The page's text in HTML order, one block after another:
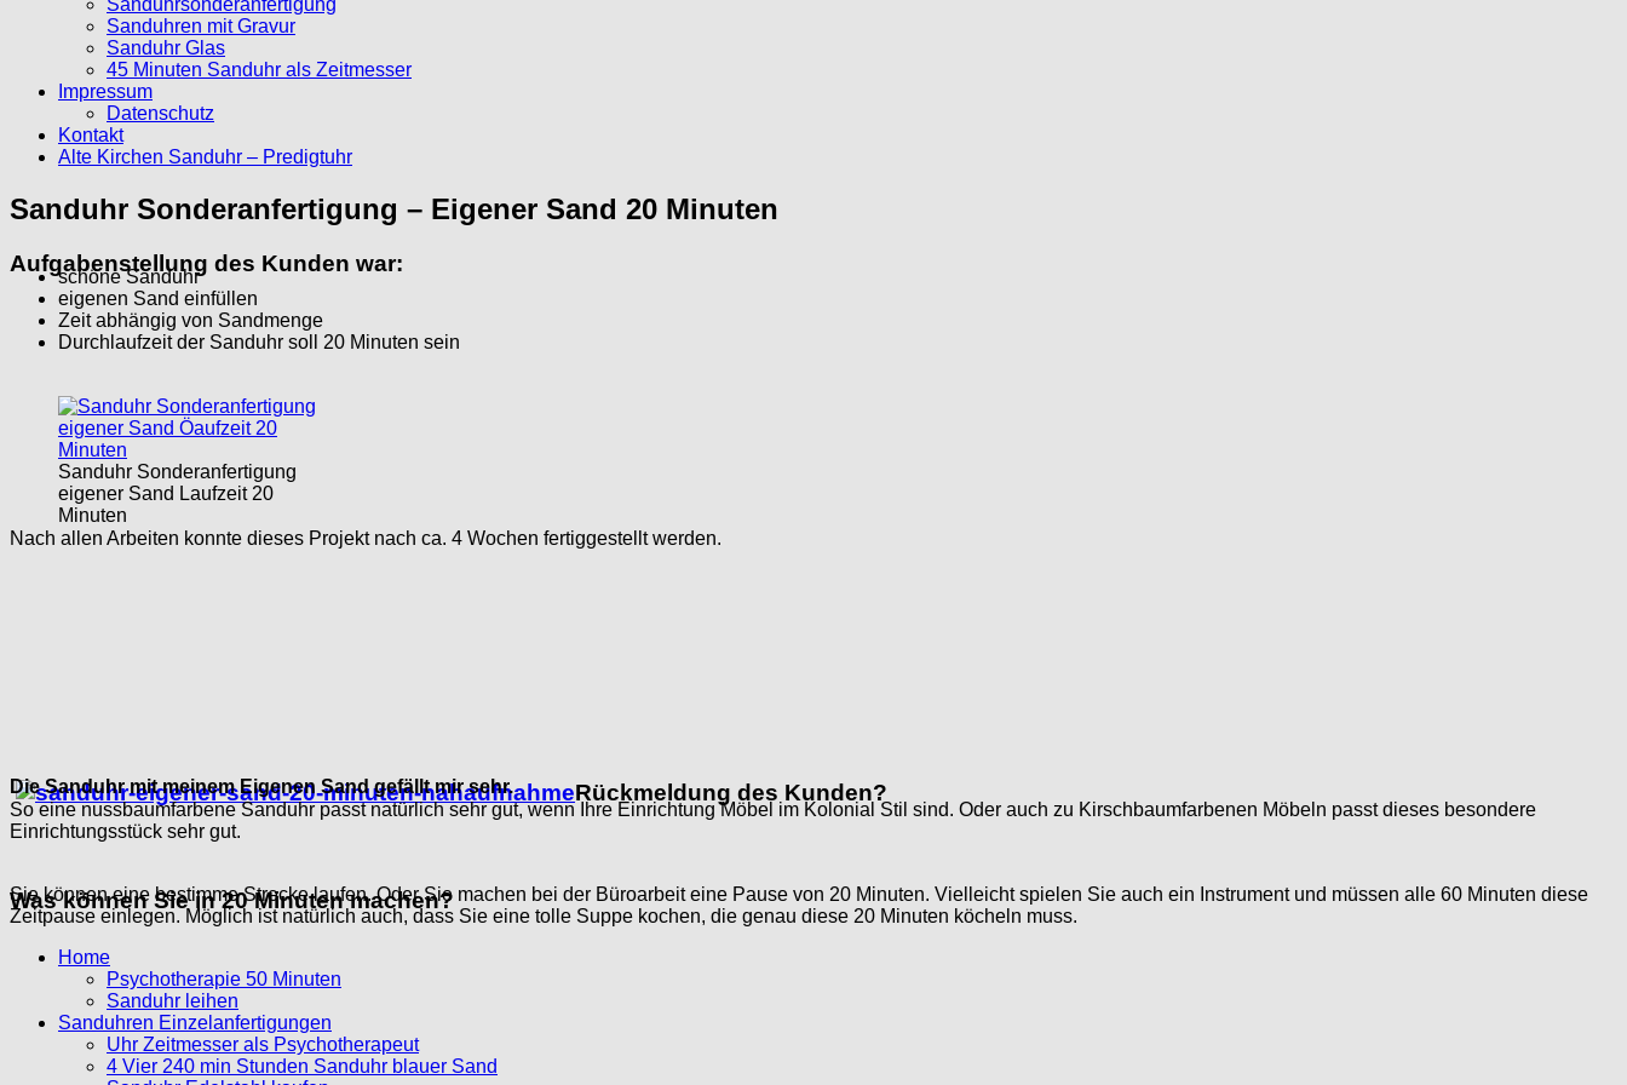
Sanduhrsonderanfertigung
Sanduhren mit Gravur
Sanduhr Glas
45 Minuten Sanduhr als Zeitmesser
Impressum
Datenschutz
Kontakt
Alte Kirchen Sanduhr – Predigtuhr
Sanduhr Sonderanfertigung – Eigener Sand 20 Minuten
Aufgabenstellung des Kunden war:
schöne Sanduhr
eigenen Sand einfüllen
Zeit abhängig von Sandmenge
Durchlaufzeit der Sanduhr soll 20 Minuten sein
Sanduhr Sonderanfertigung
eigener Sand Laufzeit 20
Minuten
Nach allen Arbeiten konnte dieses Projekt nach ca. 4 Wochen fertiggestellt werden.
Rückmeldung des Kunden?
Die Sanduhr mit meinem Eigenen Sand gefällt mir sehr.
So eine nussbaumfarbene Sanduhr passt natürlich sehr gut, wenn Ihre Einrichtung Möbel im Kolonial Stil sind. Oder auch zu Kirschbaumfarbenen Möbeln passt dieses besondere
Einrichtungsstück sehr gut.
Was können Sie in 20 Minuten machen?
Sie können eine bestimme Strecke laufen. Oder Sie machen bei der Büroarbeit eine Pause von 20 Minuten. Vielleicht spielen Sie auch ein Instrument und müssen alle 60 Minuten diese
Zeitpause einlegen. Möglich ist natürlich auch, dass Sie eine tolle Suppe kochen, die genau diese 20 Minuten köcheln muss.
Home
Psychotherapie 50 Minuten
Sanduhr leihen
Sanduhren Einzelanfertigungen
Uhr Zeitmesser als Psychotherapeut
4 Vier 240 min Stunden Sanduhr blauer Sand